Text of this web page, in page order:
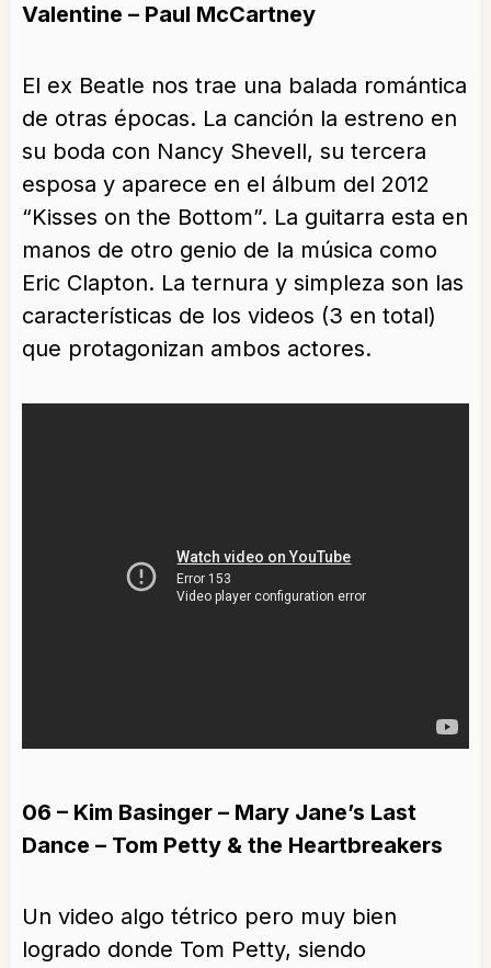
Valentine – Paul McCartney
El ex Beatle nos trae una balada romántica
de otras épocas. La canción la estreno en
su boda con Nancy Shevell, su tercera
esposa y aparece en el álbum del 2012
“Kisses on the Bottom”. La guitarra esta en
manos de otro genio de la música como
Eric Clapton. La ternura y simpleza son las
características de los videos (3 en total)
que protagonizan ambos actores.
06 – Kim Basinger – Mary Jane’s Last
Dance – Tom Petty & the Heartbreakers
Un video algo tétrico pero muy bien
logrado donde Tom Petty, siendo